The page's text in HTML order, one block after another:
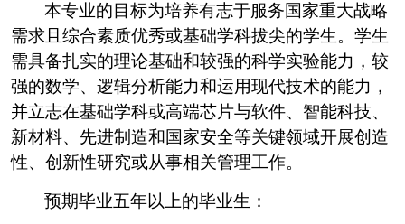
本专业的目标为培养有志于服务国家重大战略
需求且综合素质优秀或基础学科拔尖的学生。学生
需具备扎实的理论基础和较强的科学实验能力，较
强的数学、逻辑分析能力和运用现代技术的能力，
并立志在基础学科或高端芯片与软件、智能科技、
新材料、先进制造和国家安全等关键领域开展创造
性、创新性研究或从事相关管理工作。
预期毕业五年以上的毕业生：